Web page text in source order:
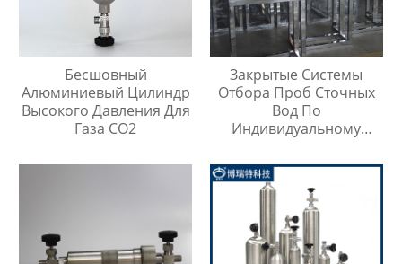
Бесшовный
Алюминиевый Цилиндр
Высокого Давления Для
Газа CO2
Закрытые Системы
Отбора Проб Сточных
Вод По
Индивидуальному